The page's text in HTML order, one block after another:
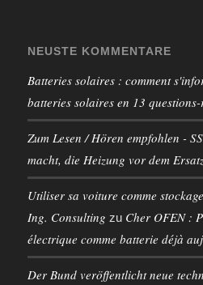
NEUSTE KOMMENTARE
Batteries solaires : comment
batteries solaires en 13 questions-
Zum Lesen / Hören empfohlen -
macht, die Heizung vor dem
Utiliser sa voiture comme
Ing. Consulting zu Cher OFEN :
électrique comme batterie déjà
Der Bund veröffentlicht neue